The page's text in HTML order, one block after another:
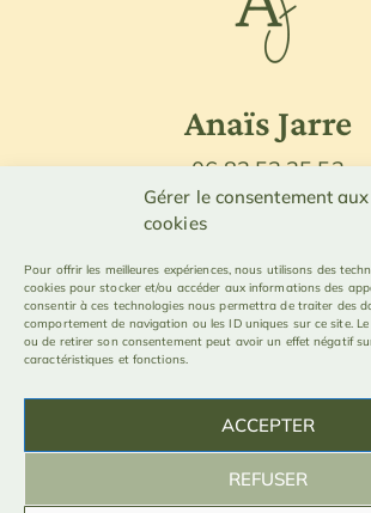
Gérer le consentement aux
cookies
Pour offrir les meilleures expériences, nous utilisons des
cookies pour stocker et/ou accéder aux informations des
consentir à ces technologies nous permettra de traiter des
comportement de navigation ou les ID uniques sur ce site.
ou de retirer son consentement peut avoir un effet négatif
caractéristiques et fonctions.
ACCEPTER
REFUSER
Anaïs Jarre
06.83.53.35.52
studio@anaisjarre.com
Suivez-moi sur les
© Tous droits
N° Siret : 901 685 271
Design et Intégration :